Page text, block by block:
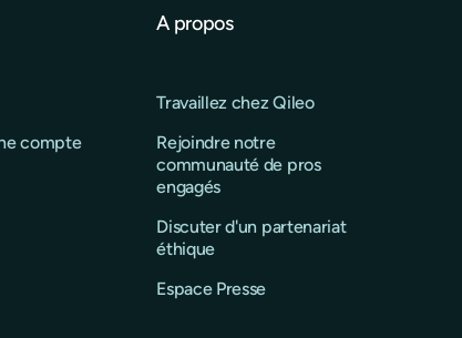
compte
A propos
Travaillez chez Qileo
Rejoindre notre
communauté de pros
engagés
Discuter d'un partenariat
éthique
Espace Presse